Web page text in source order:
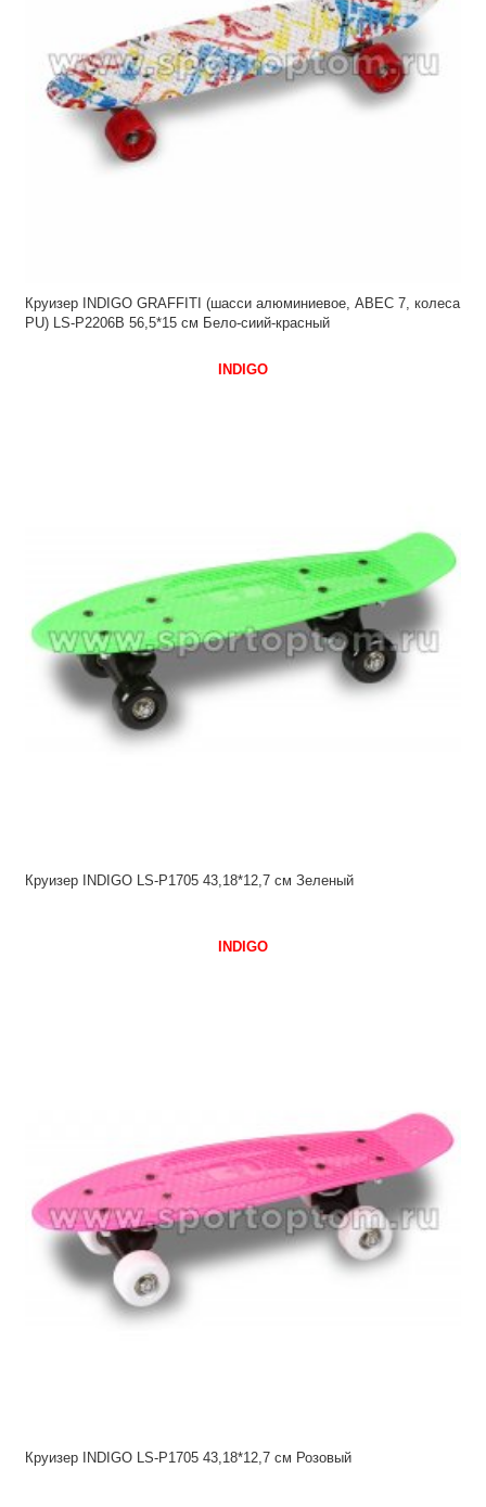
Круизер INDIGO GRAFFITI (шасси алюминиевое, ABEC 7, колеса
PU) LS-P2206B 56,5*15 см Бело-сиий-красный
INDIGO
Круизер INDIGO LS-P1705 43,18*12,7 см Зеленый
INDIGO
Круизер INDIGO LS-P1705 43,18*12,7 см Розовый